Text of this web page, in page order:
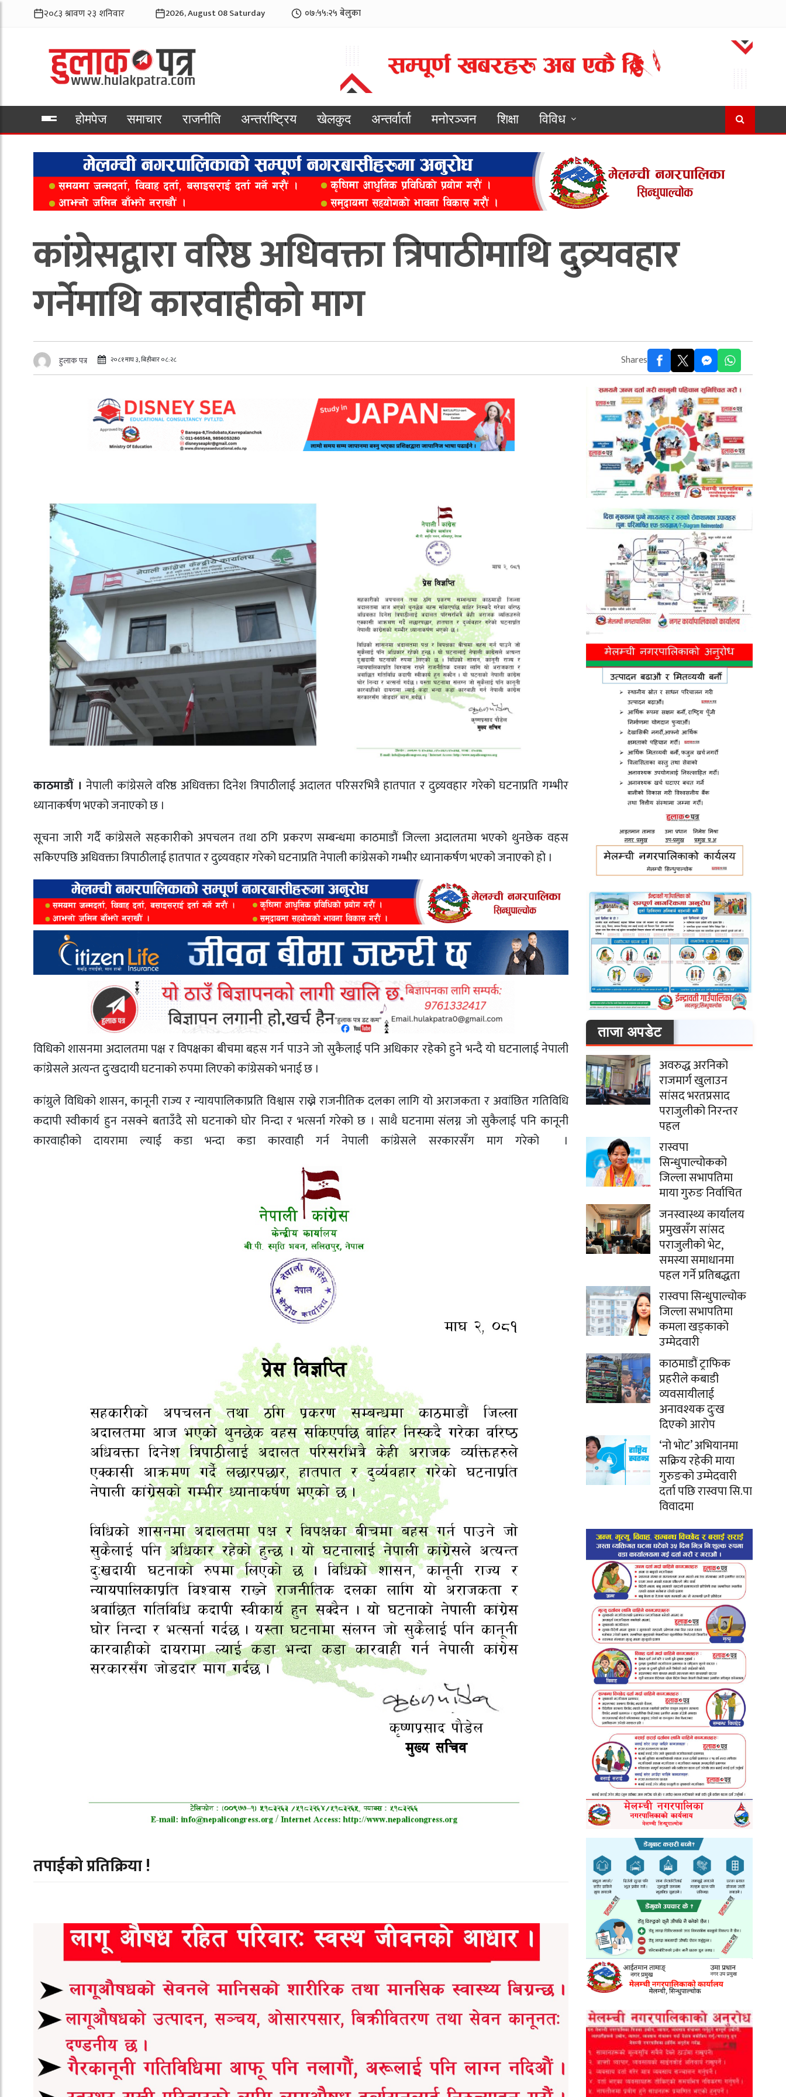
2026, August 08 Saturday ०७:५५:२७ बेलुका
होमपेज समाचार राजनीति अन्तर्राष्ट्रिय खेलकुद अन्तर्वार्ता मनोरञ्जन शिक्षा
विविध
कांग्रेसद्वारा वरिष्ठ अधिवक्ता त्रिपाठीमाथि दुव्र्यवहार
गर्नेमाथि कारवाहीको माग
हुलाक पत्र २०८१ माघ ३, बिहीबार ०८:२८ Shares
काठमाडौं । नेपाली कांग्रेसले वरिष्ठ अधिवक्ता दिनेश त्रिपाठीलाई अदालत परिसरभित्रै हातपात र दुव्र्यवहार गरेको घटनाप्रति गम्भीर
ध्यानाकर्षण भएको जनाएको छ ।
सूचना जारी गर्दै कांग्रेसले सहकारीको अपचलन तथा ठगि प्रकरण सम्बन्धमा काठमाडौं जिल्ला अदालतमा भएको थुनछेक वहस
सकिएपछि अधिवक्ता त्रिपाठीलाई हातपात र दुव्र्यवहार गरेको घटनाप्रति नेपाली कांग्रेसको गम्भीर ध्यानाकर्षण भएको जनाएको हो ।
विधिको शासनमा अदालतमा पक्ष र विपक्षका बीचमा बहस गर्न पाउने जो सुकैलाई पनि अधिकार रहेको हुने भन्दै यो घटनालाई नेपाली
कांग्रेसले अत्यन्त दुःखदायी घटनाको रुपमा लिएको कांग्रेसको भनाई छ ।
कांग्रुले विधिको शासन, कानूनी राज्य र न्यायपालिकाप्रति विश्वास राख्ने राजनीतिक दलका लागि यो अराजकता र अवांछित गतिविधि
कदापी स्वीकार्य हुन नसक्ने बताउँदै सो घटनाको घोर निन्दा र भत्सर्ना गरेको छ । साथै घटनामा संलग्न जो सुकैलाई पनि कानूनी
कारवाहीको दायरामा ल्याई कडा भन्दा कडा कारवाही गर्न नेपाली कांग्रेसले सरकारसँग माग गरेको ।
तपाईको प्रतिक्रिया !
ताजा अपडेट
अवरुद्ध अरनिको
राजमार्ग खुलाउन
सांसद भरतप्रसाद
पराजुलीको निरन्तर
पहल
रास्वपा
सिन्धुपाल्चोकको
जिल्ला सभापतिमा
माया गुरुङ निर्वाचित
जनस्वास्थ्य कार्यालय
प्रमुखसँग सांसद
पराजुलीको भेट,
समस्या समाधानमा
पहल गर्ने प्रतिबद्धता
रास्वपा सिन्धुपाल्चोक
जिल्ला सभापतिमा
कमला खड्काको
उम्मेदवारी
काठमाडौं ट्राफिक
प्रहरीले कबाडी
व्यवसायीलाई
अनावश्यक दुःख
दिएको आरोप
‘नो भोट’ अभियानमा
सक्रिय रहेकी माया
गुरुङको उम्मेदवारी
दर्ता पछि रास्वपा सि.पा
विवादमा